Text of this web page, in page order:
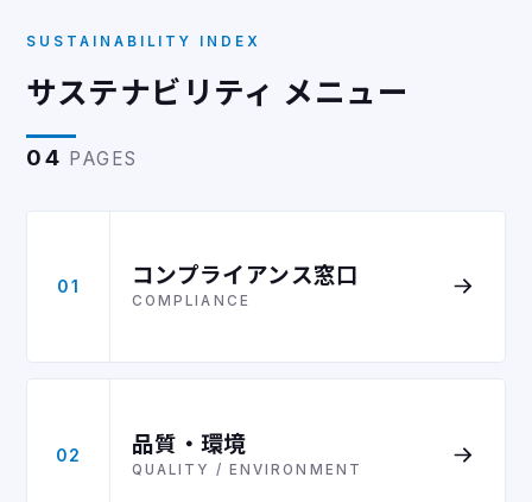
SUSTAINABILITY INDEX
サステナビリティ メニュー
04 PAGES
01 コンプライアンス窓口
COMPLIANCE
02 品質・環境
QUALITY / ENVIRONMENT